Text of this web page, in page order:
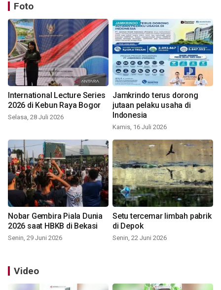
Foto
International Lecture Series
2026 di Kebun Raya Bogor
Selasa, 28 Juli 2026
Jamkrindo terus dorong
jutaan pelaku usaha di
Indonesia
Kamis, 16 Juli 2026
Nobar Gembira Piala Dunia
2026 saat HBKB di Bekasi
Senin, 29 Juni 2026
Setu tercemar limbah pabrik
di Depok
Senin, 22 Juni 2026
Video